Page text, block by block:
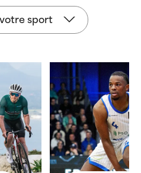
sport